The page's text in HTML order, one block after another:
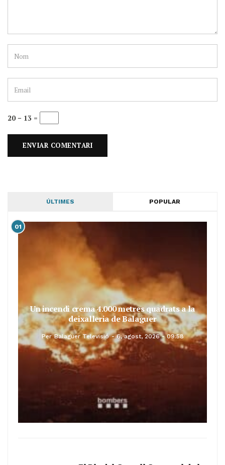
20 − 13 =
ÚLTIMES POPULAR
01
Un incendi crema 4.000 metres quadrats a la
deixalleria de Balaguer
Per Balaguer Televisió 6, agost, 2026 - 09:58